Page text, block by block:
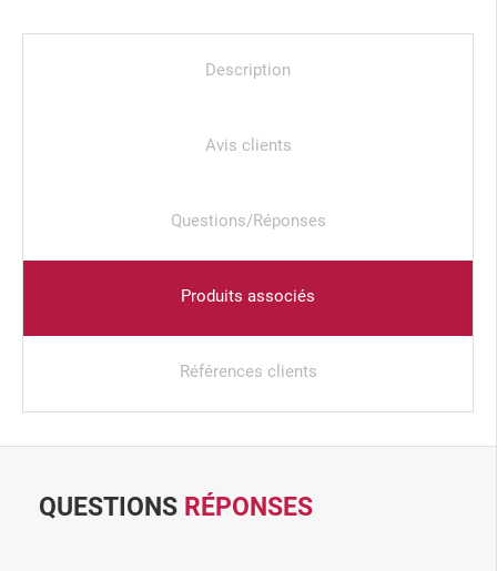
Description
Avis clients
Questions/Réponses
Produits associés
Références clients
QUESTIONS RÉPONSES